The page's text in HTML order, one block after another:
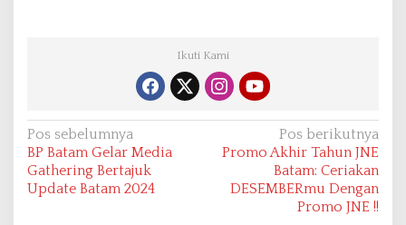
Ikuti Kami
N
a
v
Pos sebelumnya
BP Batam Gelar Media
Gathering Bertajuk
Update Batam 2024
Pos berikutnya
Promo Akhir Tahun JNE
Batam: Ceriakan
DESEMBERmu Dengan
Promo JNE !!